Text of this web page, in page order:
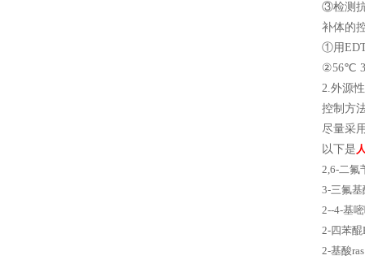
③检测
补体的
①用
②56℃
2.外源
控制方
尽量采
以下是
2,6-二氟
3-三氟
2--4-基
2-四苯醌
2-基酸